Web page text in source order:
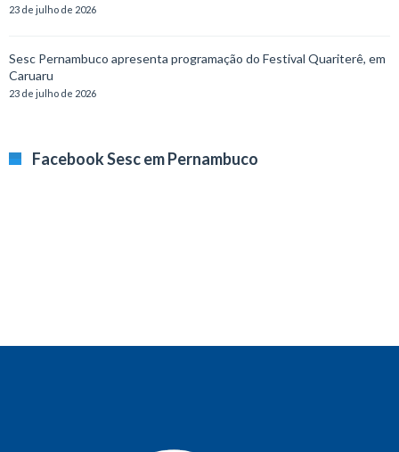
23 de julho de 2026
Sesc Pernambuco apresenta programação do Festival Quariterê, em
Caruaru
23 de julho de 2026
Facebook Sesc em Pernambuco